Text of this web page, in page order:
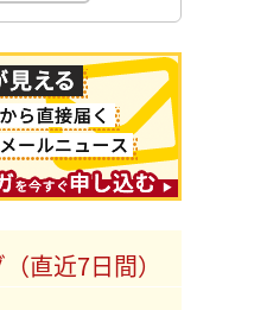
直近7日間）